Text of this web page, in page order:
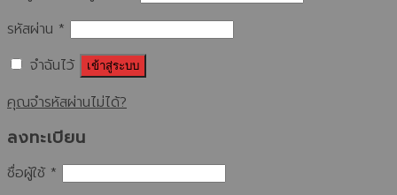
รหัสผ่าน *
จำฉันไว้
เข้าสู่ระบบ
คุณจำรหัสผ่านไม่ได้?
ลงทะเบียน
ชื่อผู้ใช้ *